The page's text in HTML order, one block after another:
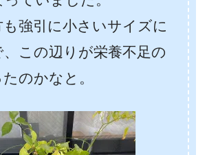
強引に小さいサイズに
この辺りが栄養不足の
のかなと。